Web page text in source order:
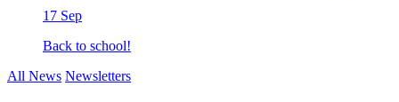
17 Sep
Back to school!
All News Newsletters